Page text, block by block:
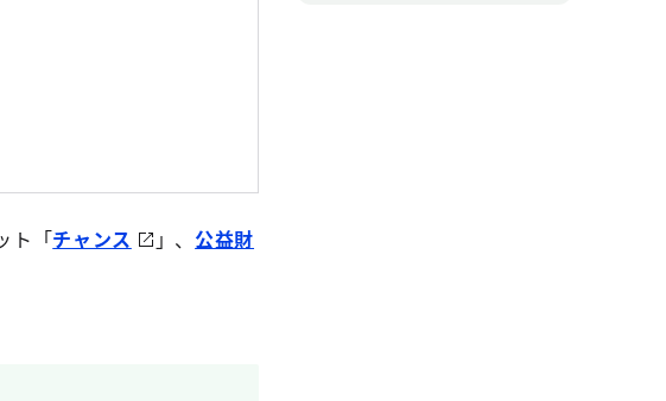
ト「チャンス 」、 公益財